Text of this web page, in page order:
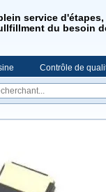
service d'étapes,
du besoin
Contrôle de